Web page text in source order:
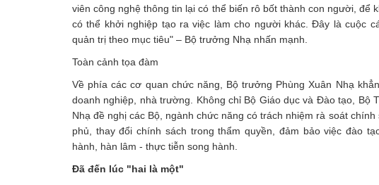
viên công nghệ thông tin lại có thể biến rô bốt thành con người, để
có thể khởi nghiệp tạo ra việc làm cho người khác. Đây là cuộc
quản trị theo mục tiêu" – Bộ trưởng Nhạ nhấn mạnh.
Toàn cảnh tọa đàm
Về phía các cơ quan chức năng, Bộ trưởng Phùng Xuân Nhạ
doanh nghiệp, nhà trường. Không chỉ Bộ Giáo dục và Đào tạo, Bộ
Nhạ đề nghị các Bộ, ngành chức năng có trách nhiệm rà soát
phủ, thay đổi chính sách trong thẩm quyền, đảm bảo việc đào
hành, hàn lâm - thực tiễn song hành.
Đã đến lúc "hai là một"